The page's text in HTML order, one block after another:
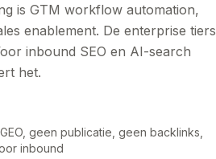
is GTM workflow automation,
enablement. De enterprise tiers
inbound SEO en AI-search
het.
geen publicatie, geen backlinks,
inbound